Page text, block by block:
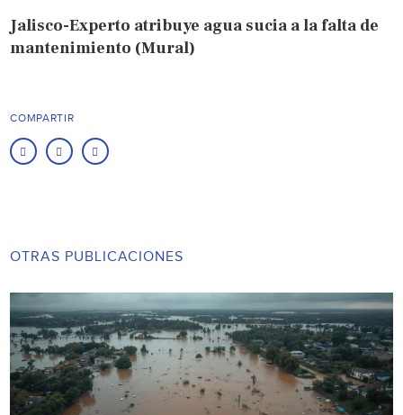
Jalisco-Experto atribuye agua sucia a la falta de
mantenimiento (Mural)
COMPARTIR
OTRAS PUBLICACIONES